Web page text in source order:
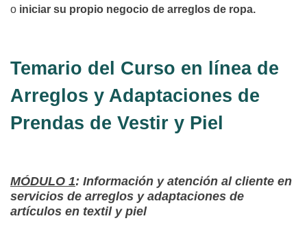
o iniciar su propio negocio de arreglos de ropa.
Temario del Curso en línea de
Arreglos y Adaptaciones de
Prendas de Vestir y Piel
MÓDULO 1: Información y atención al cliente en
servicios de arreglos y adaptaciones de
artículos en textil y piel